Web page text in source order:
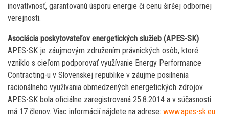
inovatívnosť, garantovanú úsporu energie či cenu širšej odbornej
verejnosti.
Asociácia poskytovateľov energetických služieb (APES-SK)
APES-SK je záujmovým združením právnických osôb, ktoré
vzniklo s cieľom podporovať využívanie Energy Performance
Contracting-u v Slovenskej republike v záujme posilnenia
racionálneho využívania obmedzených energetických zdrojov.
APES-SK bola oficiálne zaregistrovaná 25.8.2014 a v súčasnosti
má 17 členov. Viac informácií nájdete na adrese: www.apes-sk.eu.